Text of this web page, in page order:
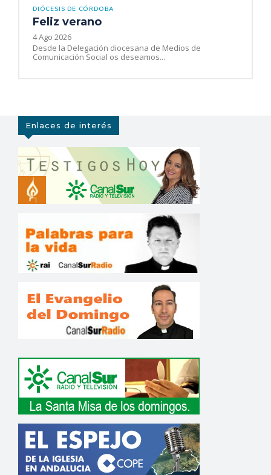
DIÓCESIS DE CÓRDOBA
Feliz verano
4 Ago 2026
Desde la Delegación diocesana de Medios de
Comunicación Social os deseamos...
Enlaces de interés